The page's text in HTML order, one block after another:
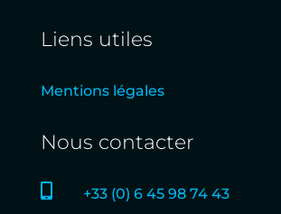
Liens utiles
Mentions légales
Nous contacter
 +33 (0) 6 45 98 74 43